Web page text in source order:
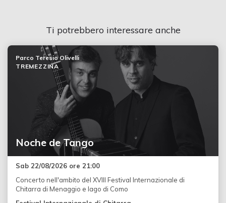
Ti potrebbero interessare anche
Noche de Tango
Parco Teresio Olivelli
TREMEZZINA
Sab 22/08/2026 ore 21:00
Concerto nell'ambito del XVIII Festival Internazionale di
Chitarra di Menaggio e lago di Como